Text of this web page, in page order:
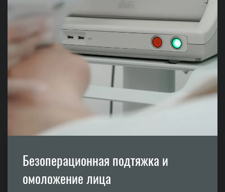
Безоперационная подтяжка и
омоложение лица